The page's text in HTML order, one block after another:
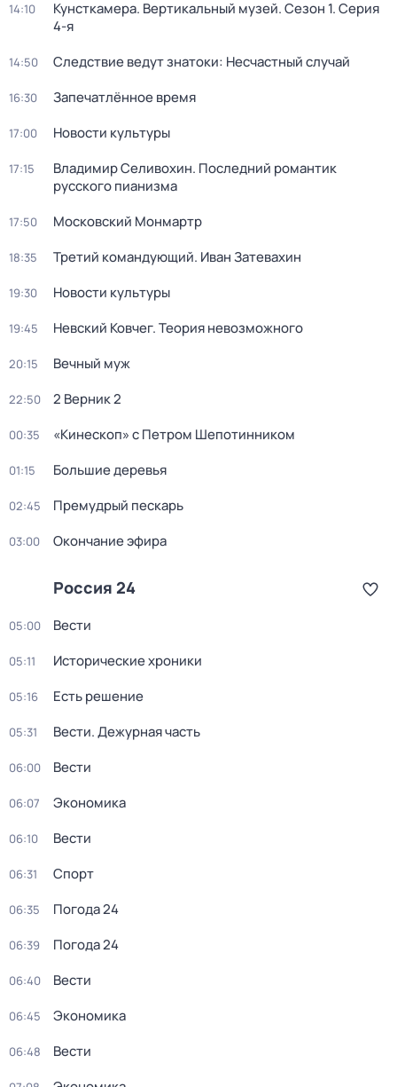
14:10 Кунсткамера. Вертикальный музей. Сезон 1. Серия
4-я
14:50 Следствие ведут знатоки: Несчастный случай
16:30 Запечатлённое время
17:00 Новости культуры
17:15
Владимир Селивохин. Последний романтик
русского пианизма
17:50 Московский Монмартр
18:35 Третий командующий. Иван Затевахин
19:30 Новости культуры
19:45 Невский Ковчег. Теория невозможного
20:15 Вечный муж
22:50 2 Верник 2
00:35 «Кинескоп» с Петром Шепотинником
01:15 Большие деревья
02:45 Премудрый пескарь
03:00 Окончание эфира
Россия 24
05:00 Вести
05:11 Исторические хроники
05:16 Есть решение
05:31 Вести. Дежурная часть
06:00 Вести
06:07 Экономика
06:10 Вести
06:31 Спорт
06:35 Погода 24
06:39 Погода 24
06:40 Вести
06:45 Экономика
06:48 Вести